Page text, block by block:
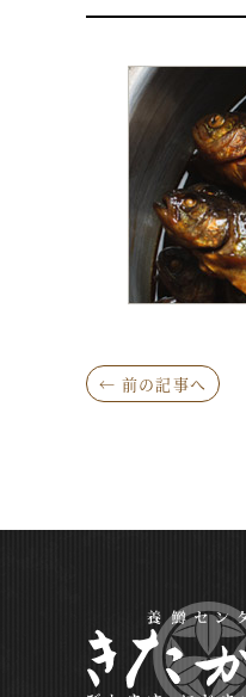
← 前の記事へ